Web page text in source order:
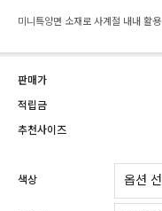
미니특양면 소재로 사계절 내내 활
판매가
적립금
추천사이즈
색상